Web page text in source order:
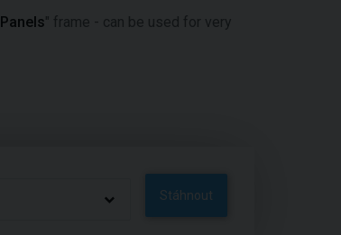
Panels" frame - can be used for very
Stáhnout